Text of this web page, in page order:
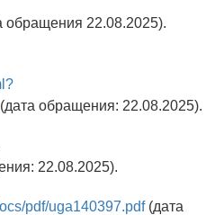
обращения 22.08.2025).
(дата обращения: 22.08.2025).
22.08.2025).
pdf/uga140397.pdf(дата